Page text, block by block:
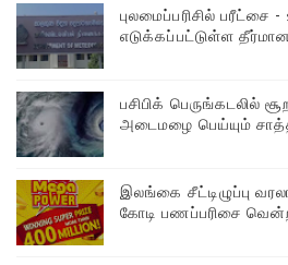
புலமைப்பரிசில்
எடுக்கப்பட்டுள்ள
பசிபிக் பெருங்கடலில்
அடைமழை பெய்யும்
இலங்கை சீட்டிழுப்பு
கோடி பணப்பரிசை